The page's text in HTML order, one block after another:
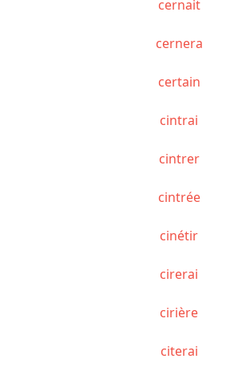
cernait
cernera
certain
cintrai
cintrer
cintrée
cinétir
cirerai
cirière
citerai